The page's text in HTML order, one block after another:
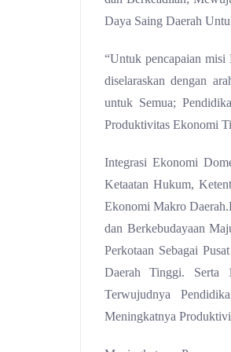
Daya Saing Daerah
“Untuk pencapaian misi
diselaraskan dengan
untuk Semua;
Produktivitas Ekonomi
Integrasi Ekonomi
Ketaatan Hukum,
Ekonomi Makro
dan Berkebudayaan
Perkotaan Sebagai
Daerah Tinggi. Serta
Terwujudnya
Meningkatnya